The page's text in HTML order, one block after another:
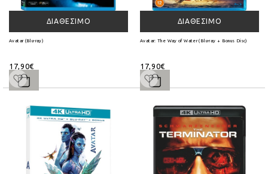
ΔΙΑΘΈΣΙΜΟ
Avatar (Blu-ray)
17,90€
ΔΙΑΘΈΣΙΜΟ
Avatar: The Way of Water (Blu-ray + Bonus Disc)
17,90€